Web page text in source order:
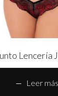
Lencería
Leer más